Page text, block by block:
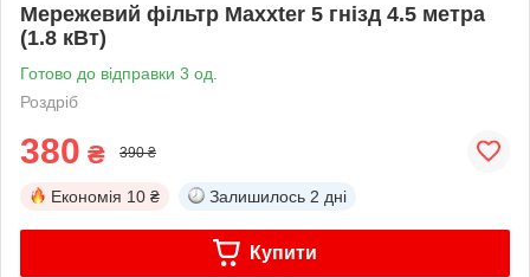
Мережевий фільтр Maxxter 5 гнізд 4.5 метра
(1.8 кВт)
Готово до відправки 3 од.
Роздріб
380 ₴ 390 ₴
Економія 10 ₴ Залишилось 2 дні
Купити